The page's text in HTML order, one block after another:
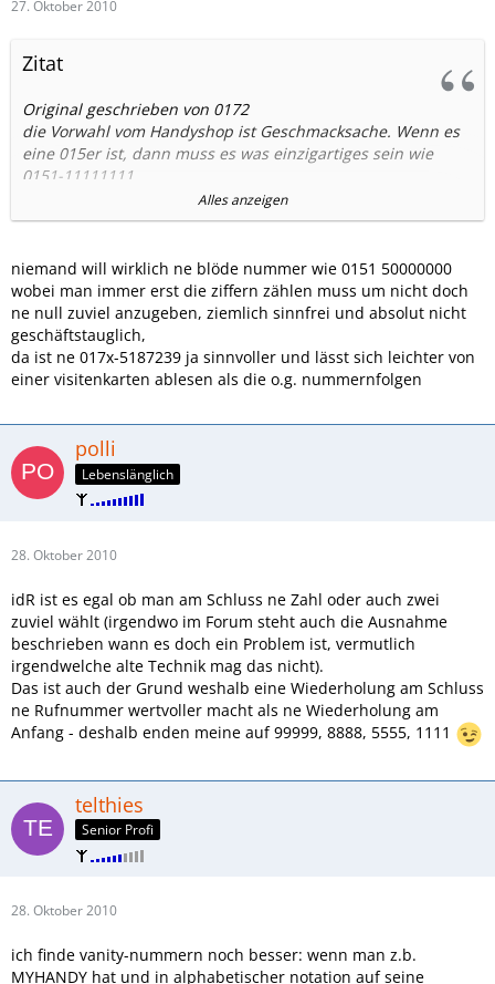
27. Oktober 2010
Zitat
Original geschrieben von 0172
die Vorwahl vom Handyshop ist Geschmacksache. Wenn es
eine 015er ist, dann muss es was einzigartiges sein wie
0151-11111111
0151-55555555
0151-50000000
0157-78888888
0157-77777777
0152-22222222
und ähnliche. Das sind die Kombinationen die meiner
Meinung nach mit den 017ern voll konkurrenzfähig sind.
Alles anzeigen
niemand will wirklich ne blöde nummer wie 0151 50000000
wobei man immer erst die ziffern zählen muss um nicht doch
ne null zuviel anzugeben, ziemlich sinnfrei und absolut nicht
geschäftstauglich,
da ist ne 017x-5187239 ja sinnvoller und lässt sich leichter von
einer visitenkarten ablesen als die o.g. nummernfolgen
polli
Lebenslänglich
28. Oktober 2010
idR ist es egal ob man am Schluss ne Zahl oder auch zwei
zuviel wählt (irgendwo im Forum steht auch die Ausnahme
beschrieben wann es doch ein Problem ist, vermutlich
irgendwelche alte Technik mag das nicht).
Das ist auch der Grund weshalb eine Wiederholung am Schluss
ne Rufnummer wertvoller macht als ne Wiederholung am
Anfang - deshalb enden meine auf 99999, 8888, 5555, 1111
telthies
Senior Profi
28. Oktober 2010
ich finde vanity-nummern noch besser: wenn man z.b.
MYHANDY hat und in alphabetischer notation auf seine